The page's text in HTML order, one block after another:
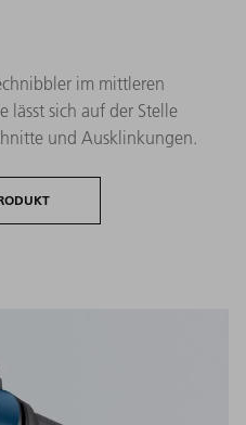
im mittleren
lässt sich auf der Stelle
und Ausklinkungen.